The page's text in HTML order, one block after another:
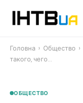
Головна › Общество ›
такого, чего…
ОБЩЕСТВО